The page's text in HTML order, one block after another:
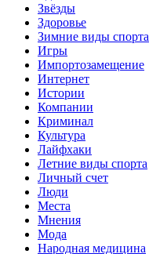
Звёзды
Здоровье
Зимние виды спорта
Игры
Импортозамещение
Интернет
Истории
Компании
Криминал
Культура
Лайфхаки
Летние виды спорта
Личный счет
Люди
Места
Мнения
Мода
Народная медицина